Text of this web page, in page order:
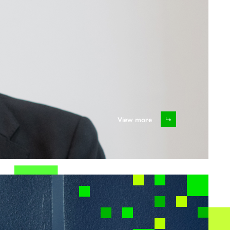
View more